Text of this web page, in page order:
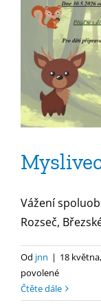
Vážení
Rozseč,
Od jnn | 18
povolenéu
textu
s
Čtěte dále